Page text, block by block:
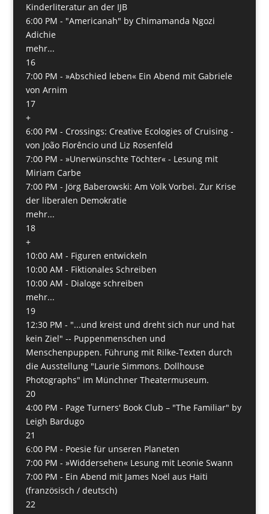
Kinderliteratur an der IJB
6:00 PM - "Americanah" by Chimamanda Ngozi
Adichie
mehr...
16
7:00 PM - »Abschied leben« Ein Abend mit Gabriele
von Arnim
17
+
6:00 PM - Crossings: Creative Ecologies of Cruising -
von João Florêncio und Liz Rosenfeld
7:00 PM - »Unerwünschte Töchter« - Lesung mit
Miriam Carbe
7:00 PM - Jörg Baberowski: Am Volk Vorbei. Zur Krise
der liberalen Demokratie
mehr...
18
+
10:00 AM - Figuren entwickeln
10:00 AM - Fiktionales Schreiben
10:00 AM - Dialoge schreiben
mehr...
19
12:30 PM - "...und kreist und dreht sich nur und hat
kein Ziel" -- Puppenmenschen und
Menschenpuppen. Führung mit Rilke-Texten durch
die Ausstellung "Laurie Simmons. Dollhouse
Photographs" im Münchner Theatermuseum.
20
4:00 PM - Page Turners' Book Club – "The Familiar" by
Leigh Bardugo
21
6:00 PM - Poesie für unseren Planeten
7:00 PM - »Widdersehen« Lesung mit Leonie Swann
7:00 PM - Ein Abend mit James Noël aus Haiti
(französisch / deutsch)
22